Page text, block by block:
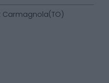
Carmagnola(TO)